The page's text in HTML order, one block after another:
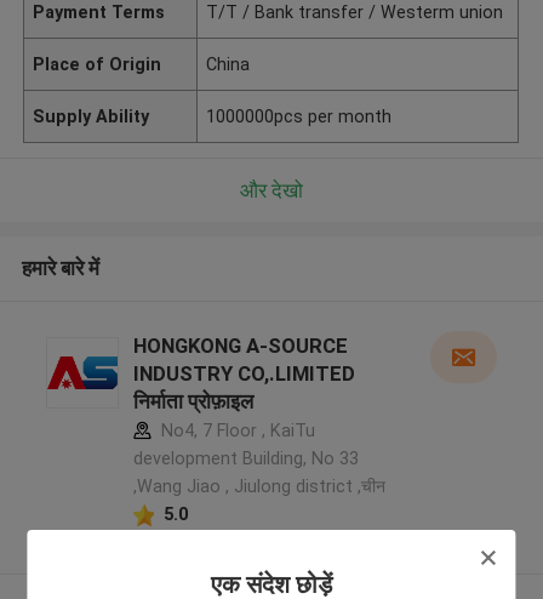
एक संदेश छोड़ें
Payment Terms T/T / Bank transfer / Westerm union
Place of Origin China
Supply Ability 1000000pcs per month
और देखो
हमारे बारे में
HONGKONG A-SOURCE
INDUSTRY CO,.LIMITED
निर्माता प्रोफ़ाइल
No4, 7 Floor , KaiTu
development Building, No 33
,Wang Jiao , Jiulong district ,चीन
5.0